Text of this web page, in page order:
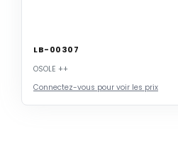
LB-00307
OSOLE ++
Connectez-vous pour voir les prix